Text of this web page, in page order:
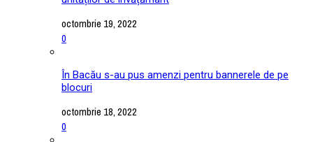
octombrie 19, 2022
0
În Bacău s-au pus amenzi pentru bannerele de pe
blocuri
octombrie 18, 2022
0